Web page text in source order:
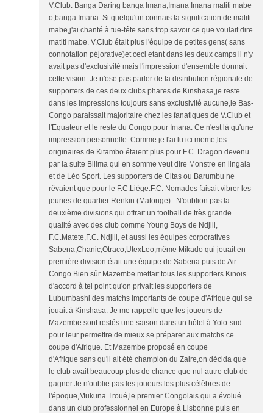
V.Club. Banga Daring banga Imana,Imana Imana matiti mabe
o,banga Imana. Si quelqu'un connais la signification de matiti
mabe,j'ai chanté à tue-tête sans trop savoir ce que voulait dire
matiti mabe. V.Club était plus l'équipe de petites gens( sans
connotation péjorative)et ceci etant dans les deux camps il n'y
avait pas d'exclusivité mais l'impression d'ensemble donnait
cette vision. Je n'ose pas parler de la distribution régionale de
supporters de ces deux clubs phares de Kinshasa,je reste
dans les impressions toujours sans exclusivité aucune,le Bas-
Congo paraissait majoritaire chez les fanatiques de V.Club et
l'Equateur et le reste du Congo pour Imana. Ce n'est là qu'une
impression personnelle. Comme je l'ai lu ici meme,les
originaires de Kitambo étaient plus pour F.C. Dragon devenu
par la suite Bilima qui en somme veut dire Monstre en lingala
et de Léo Sport. Les supporters de Citas ou Barumbu ne
rêvaient que pour le F.C.Liège.F.C. Nomades faisait vibrer les
jeunes de quartier Renkin (Matonge). N'oublion pas la
deuxième divisions qui offrait un football de très grande
qualité avec des club comme Young Boys de Ndjili,
F.C.Matete,F.C. Ndjili, et aussi les équipes corporatives
Sabena,Chanic,Otraco,UtexLeo,même Mikado qui jouait en
première division était une équipe de Sabena puis de Air
Congo.Bien sûr Mazembe mettait tous les supporters Kinois
d'accord à tel point qu'on privait les supporters de
Lubumbashi des matchs importants de coupe d'Afrique qui se
jouait à Kinshasa. Je me rappelle que les joueurs de
Mazembe sont restés une saison dans un hôtel à Yolo-sud
pour leur permettre de mieux se préparer aux matchs ce
coupe d'Afrique. Et Mazembe proposé en coupe
d'Afrique sans qu'il ait été champion du Zaire,on décida que
le club avait beaucoup plus de chance que nul autre club de
gagner.Je n'oublie pas les joueurs les plus célèbres de
l'époque,Mukuna Troué,le premier Congolais qui a évolué
dans un club professionnel en Europe à Lisbonne puis en